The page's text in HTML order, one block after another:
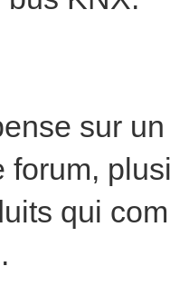
sur
forum,
qui